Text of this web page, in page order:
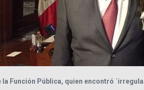
Función Pública, quien encontró